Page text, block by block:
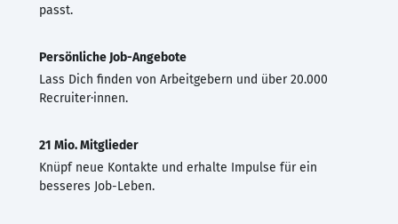
passt.
Persönliche Job-Angebote
Lass Dich finden von Arbeitgebern und über 20.000
Recruiter·innen.
21 Mio. Mitglieder
Knüpf neue Kontakte und erhalte Impulse für ein
besseres Job-Leben.